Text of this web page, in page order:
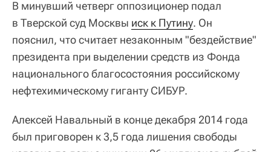
В минувший четверг оппозиционер подал
в Тверской суд Москвы иск к Путину. Он
пояснил, что считает незаконным "бездействие"
президента при выделении средств из Фонда
национального благосостояния российскому
нефтехимическому гиганту СИБУР.
Алексей Навальный в конце декабря 2014 года
был приговорен к 3,5 года лишения свободы